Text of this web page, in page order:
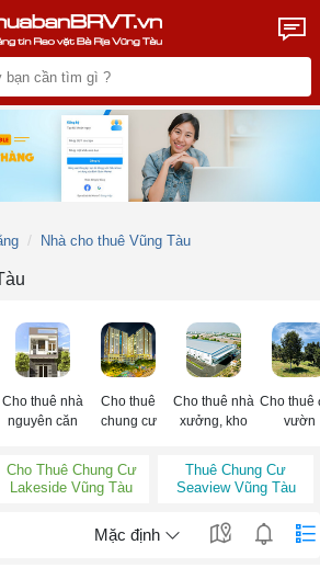
Nhà cho thuê Vũng Tàu
Cho thuê nhà
nguyên căn
Cho thuê
chung cư
Cho thuê nhà
xưởng, kho
Cho thuê
vườn
Cho Thuê Chung Cư
Lakeside Vũng Tàu
Thuê Chung Cư
Seaview Vũng Tàu
Mặc định